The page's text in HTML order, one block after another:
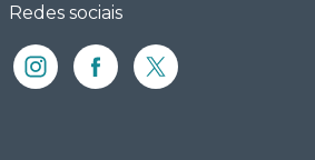
Redes sociais